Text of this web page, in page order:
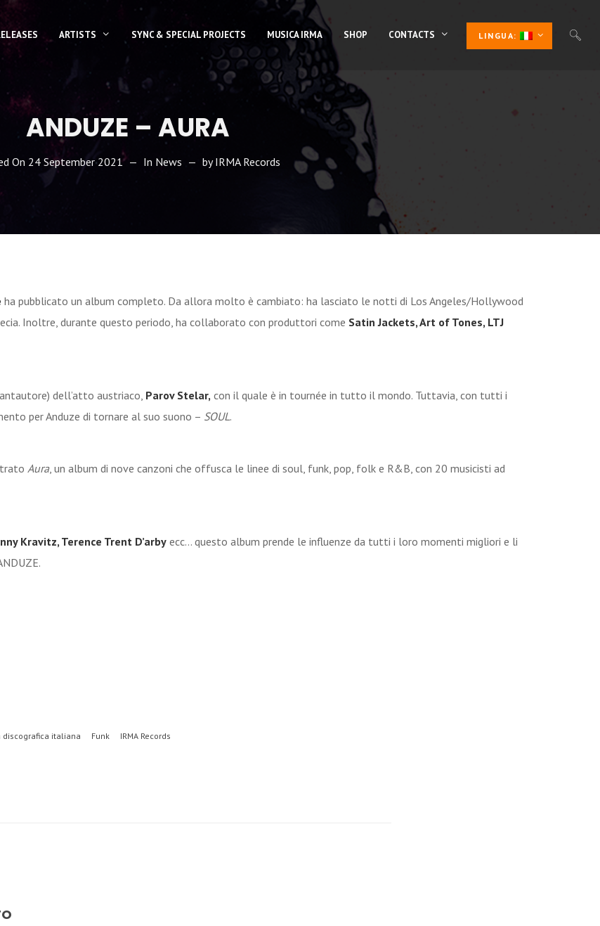
ARTISTS SYNC & SPECIAL PROJECTS MUSICA IRMA SHOP CONTACTS LINGUA:
ANDUZE – AURA
On 24 September 2021 In News byIRMA Records
ha pubblicato un album completo. Da allora molto è cambiato: ha lasciato le notti di Los Angeles/Hollywood
Inoltre, durante questo periodo, ha collaborato con produttori come Satin Jackets, Art of Tones, LTJ
dell’atto austriaco, Parov Stelar, con il quale è in tournée in tutto il mondo. Tuttavia, con tutti i
per Anduze di tornare al suo suono – SOUL.
Aura, un album di nove canzoni che offusca le linee di soul, funk, pop, folk e R&B, con 20 musicisti ad
Kravitz, Terence Trent D’arbyecc… questo album prende le influenze da tutti i loro momenti migliori e li
discografica italiana Funk IRMA Records